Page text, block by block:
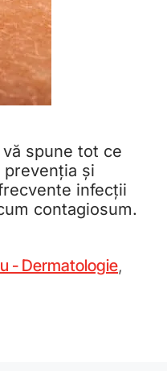
spune tot ce
și
infecții
contagiosum.
- Dermatologie,